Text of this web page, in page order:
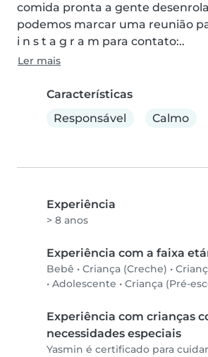
comida pronta a gente
podemos marcar uma reunião
i n s t a g r a m para contato:..
Ler mais
Características
Responsável
Calmo
Experiência
> 8 anos
Experiência com a faixa
Bebê • Criança (Creche) •
• Adolescente • Criança (Pré-
Experiência com crianças
necessidades especiais
Yasmin é certificado para